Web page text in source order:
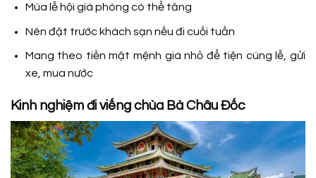
Mùa lễ hội giá phòng có thể tăng
Nên đặt trước khách sạn nếu đi cuối tuần
Mang theo tiền mặt mệnh giá nhỏ để tiện cúng lễ, gửi
xe, mua nước
Kinh nghiệm đi viếng chùa Bà Châu Đốc